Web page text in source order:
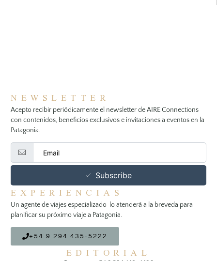
NEWSLETTER
Acepto recibir periódicamente el newsletter de AIRE Connections
con contenidos, beneficios exclusivos e invitaciones a eventos en la
Patagonia.
Subscribe
EXPERIENCIAS
Un agente de viajes especializado lo atenderá a la breveda para
planificar su próximo viaje a Patagonia.
+54 9 294 435-5222
EDITORIAL